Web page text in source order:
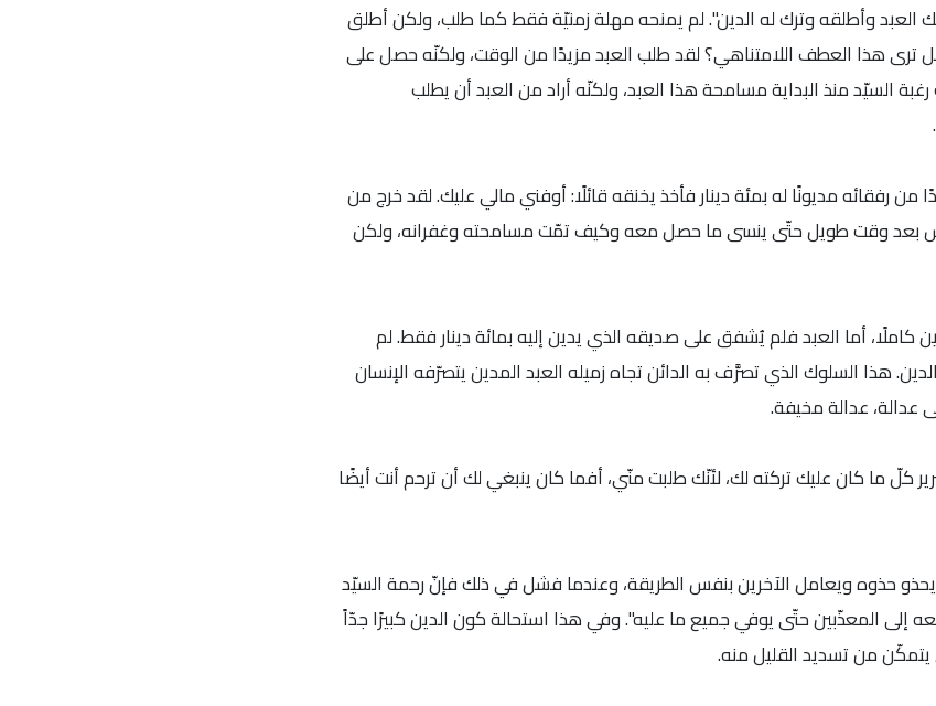
العبد وأطلقه وترك له الدين". لم يمنحه مهلة زمنيّة فقط كما طلب، ولكن أطلق
ترى هذا العطف اللامتناهي؟ لقد طلب العبد مزيدًا من الوقت، ولكنّه حصل على
السيّد منذ البداية مسامحة هذا العبد، ولكنّه أراد من العبد أن يطلب
رفقائه مديونًا له بمئة دينار فأخذ يخنقه قائلًا: أوفني مالي عليك. لقد خرج من
بعد وقت طويل حتّى ينسى ما حصل معه وكيف تمّت مسامحته وغفرانه، ولكن
أما العبد فلم يُشفق على صديقه الذي يدين إليه بمائة دينار فقط. لم
هذا السلوك الذي تصرَّف به الدائن تجاه زميله العبد المدين يتصرّفه الإنسان
عدالة، عدالة مخيفة.
كلّ ما كان عليك تركته لك، لأنّك طلبت منّي، أفما كان ينبغي لك أن ترحم أنت أيضًا
حذوه ويعامل الآخرين بنفس الطريقة، وعندما فشل في ذلك فإنّ رحمة السيّد
المعذّبين حتّى يوفي جميع ما عليه". وفي هذا استحالة كون الدين كبيرًا جدّاً
من تسديد القليل منه.